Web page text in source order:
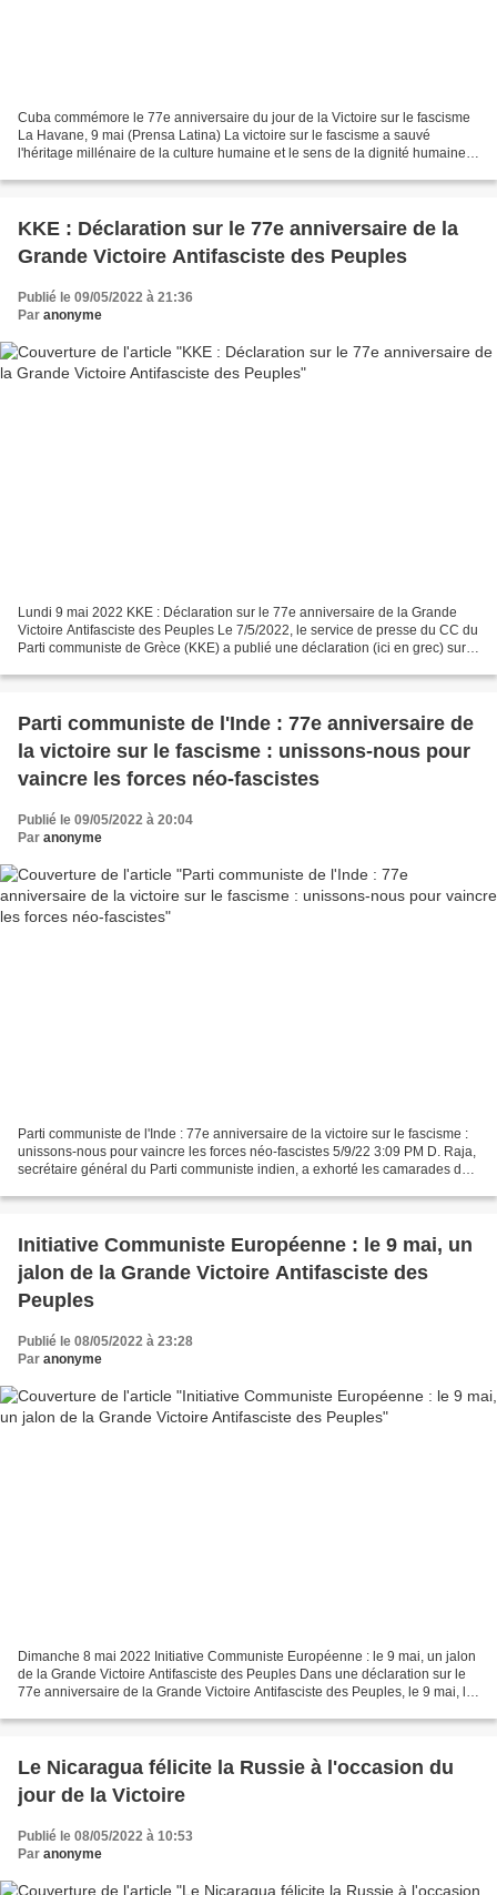
Cuba commémore le 77e anniversaire du jour de la Victoire sur le fascisme
La Havane, 9 mai (Prensa Latina) La victoire sur le fascisme a sauvé
l'héritage millénaire de la culture humaine et le sens de la dignité humaine,
KKE : Déclaration sur le 77e anniversaire de la
Grande Victoire Antifasciste des Peuples
Publié le 09/05/2022 à 21:36
Par anonyme
Lundi 9 mai 2022 KKE : Déclaration sur le 77e anniversaire de la Grande
Victoire Antifasciste des Peuples Le 7/5/2022, le service de presse du CC du
Parti communiste de Grèce (KKE) a publié une déclaration (ici en grec) sur
Parti communiste de l'Inde : 77e anniversaire de
la victoire sur le fascisme : unissons-nous pour
vaincre les forces néo-fascistes
Publié le 09/05/2022 à 20:04
Par anonyme
Parti communiste de l'Inde : 77e anniversaire de la victoire sur le fascisme :
unissons-nous pour vaincre les forces néo-fascistes 5/9/22 3:09 PM D. Raja,
secrétaire général du Parti communiste indien, a exhorté les camarades du
Initiative Communiste Européenne : le 9 mai, un
jalon de la Grande Victoire Antifasciste des
Peuples
Publié le 08/05/2022 à 23:28
Par anonyme
Dimanche 8 mai 2022 Initiative Communiste Européenne : le 9 mai, un jalon
de la Grande Victoire Antifasciste des Peuples Dans une déclaration sur le
77e anniversaire de la Grande Victoire Antifasciste des Peuples, le 9 mai, le
Le Nicaragua félicite la Russie à l'occasion du
jour de la Victoire
Publié le 08/05/2022 à 10:53
Par anonyme